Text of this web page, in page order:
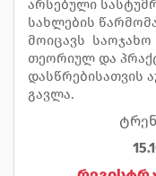
არსებული
სახლების
მოიცავს
თეორიულ და
დასწრებისათვის
გავლა.